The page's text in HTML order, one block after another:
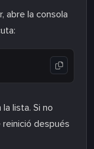
abre la consola
lista. Si no
después